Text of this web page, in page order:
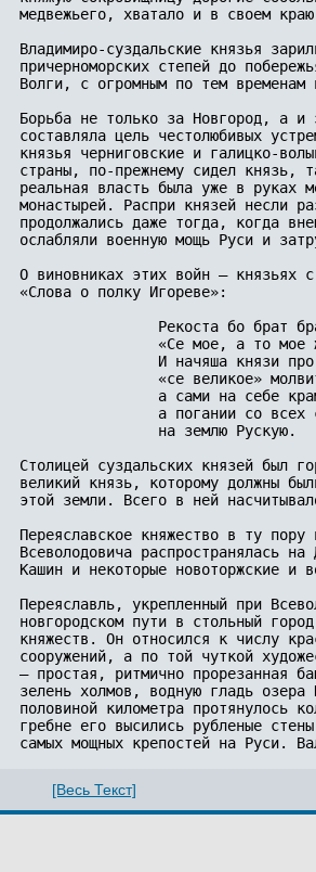
медвежьего, хватало и в своем
Владимиро-суздальские князья
причерноморских степей до
Волги, с огромным по тем временам
Борьба не только за Новгород, а
составляла цель честолюбивых
князья черниговские и галицко-
страны, по-прежнему сидел князь,
реальная власть была уже в руках
монастырей. Распри князей несли
продолжались даже тогда, когда
ослабляли военную мощь Руси и
О виновниках этих войн — князьях
«Слова о полку Игореве»:
Столицей суздальских князей был
великий князь, которому должны
этой земли. Всего в ней
Переяславское княжество в ту
Всеволодовича распространялась
Кашин и некоторые новоторжские и
Переяславль, укрепленный при
новгородском пути в стольный
княжеств. Он относился к числу
сооружений, а по той чуткой
— простая, ритмично прорезанная
зелень холмов, водную гладь
половиной километра протянулось
гребне его высились рубленые
[Весь Текст]